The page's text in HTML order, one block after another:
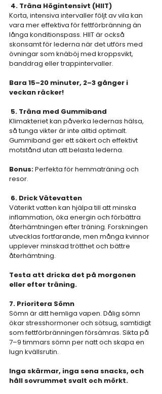
4. Träna Högintensivt (HIIT)
Korta, intensiva intervaller följt av vila kan
vara mer effektiva för fettförbränning än
långa konditionspass. HIIT är också
skonsamt för lederna när det utförs med
övningar som knäböj med kroppsvikt,
banddrag eller trappintervaller.
Bara 15–20 minuter, 2–3 gånger i
veckan räcker!
5. Träna med Gummiband
Klimakteriet kan påverka ledernas hälsa,
så tunga vikter är inte alltid optimalt.
Gummiband ger ett säkert och effektivt
motstånd utan att belasta lederna.
Bonus: Perfekta för hemmaträning och
resor.
6. Drick Vätevatten
Väterikt vatten kan hjälpa till att minska
inflammation, öka energin och förbättra
återhämtningen efter träning. Forskningen
utvecklas fortfarande, men många kvinnor
upplever minskad trötthet och bättre
återhämtning.
Testa att dricka det på morgonen
eller efter träning.
7. Prioritera Sömn
Sömn är ditt hemliga vapen. Dålig sömn
ökar stresshormoner och sötsug, samtidigt
som fettförbränningen försämras. Sikta på
7–9 timmars sömn per natt och skapa en
lugn kvällsrutin.
Inga skärmar, inga sena snacks, och
håll sovrummet svalt och mörkt.